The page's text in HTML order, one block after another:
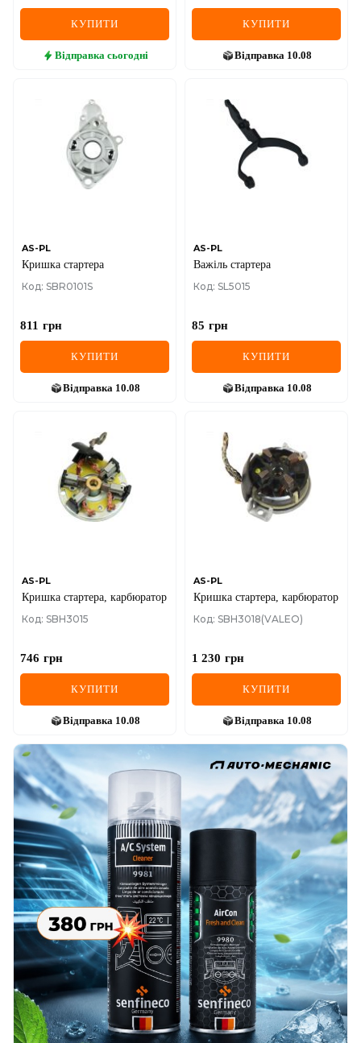
КУПИТИ
Відправка сьогодні
КУПИТИ
Відправка 10.08
AS-PL
Кришка стартера
Код: SBR0101S
811 грн
КУПИТИ
Відправка 10.08
AS-PL
Важіль стартера
Код: SL5015
85 грн
КУПИТИ
Відправка 10.08
AS-PL
Кришка стартера, карбюратор
Код: SBH3015
746 грн
КУПИТИ
Відправка 10.08
AS-PL
Кришка стартера, карбюратор
Код: SBH3018(VALEO)
1 230 грн
КУПИТИ
Відправка 10.08